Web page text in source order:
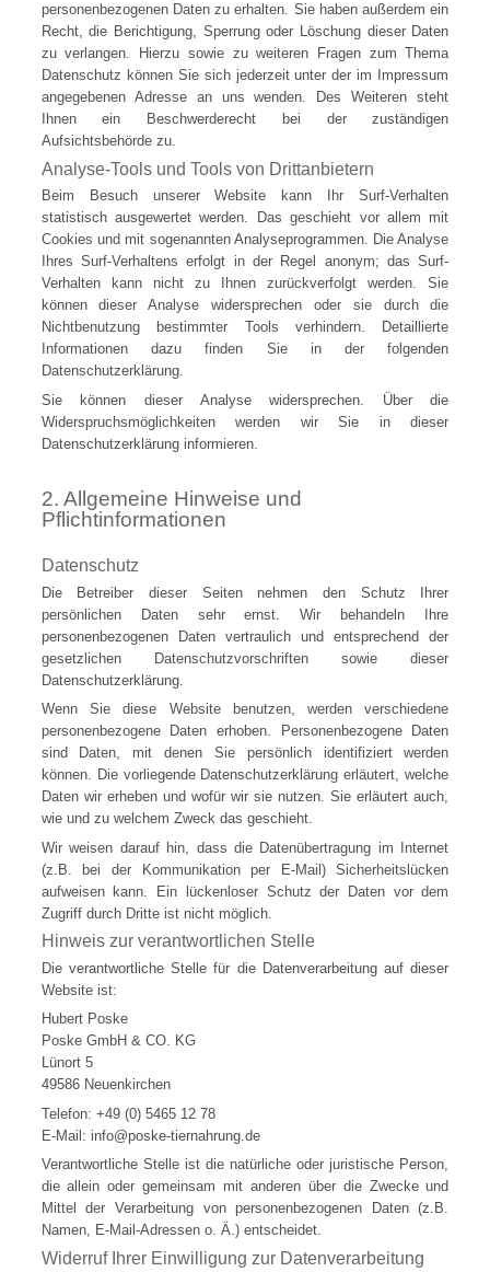
personenbezogenen Daten zu erhalten. Sie haben außerdem ein
Recht, die Berichtigung, Sperrung oder Löschung dieser Daten
zu verlangen. Hierzu sowie zu weiteren Fragen zum Thema
Datenschutz können Sie sich jederzeit unter der im Impressum
angegebenen Adresse an uns wenden. Des Weiteren steht
Ihnen ein Beschwerderecht bei der zuständigen
Aufsichtsbehörde zu.
Analyse-Tools und Tools von Drittanbietern
Beim Besuch unserer Website kann Ihr Surf-Verhalten
statistisch ausgewertet werden. Das geschieht vor allem mit
Cookies und mit sogenannten Analyseprogrammen. Die Analyse
Ihres Surf-Verhaltens erfolgt in der Regel anonym; das Surf-
Verhalten kann nicht zu Ihnen zurückverfolgt werden. Sie
können dieser Analyse widersprechen oder sie durch die
Nichtbenutzung bestimmter Tools verhindern. Detaillierte
Informationen dazu finden Sie in der folgenden
Datenschutzerklärung.
Sie können dieser Analyse widersprechen. Über die
Widerspruchsmöglichkeiten werden wir Sie in dieser
Datenschutzerklärung informieren.
2. Allgemeine Hinweise und
Pflichtinformationen
Datenschutz
Die Betreiber dieser Seiten nehmen den Schutz Ihrer
persönlichen Daten sehr ernst. Wir behandeln Ihre
personenbezogenen Daten vertraulich und entsprechend der
gesetzlichen Datenschutzvorschriften sowie dieser
Datenschutzerklärung.
Wenn Sie diese Website benutzen, werden verschiedene
personenbezogene Daten erhoben. Personenbezogene Daten
sind Daten, mit denen Sie persönlich identifiziert werden
können. Die vorliegende Datenschutzerklärung erläutert, welche
Daten wir erheben und wofür wir sie nutzen. Sie erläutert auch,
wie und zu welchem Zweck das geschieht.
Wir weisen darauf hin, dass die Datenübertragung im Internet
(z.B. bei der Kommunikation per E-Mail) Sicherheitslücken
aufweisen kann. Ein lückenloser Schutz der Daten vor dem
Zugriff durch Dritte ist nicht möglich.
Hinweis zur verantwortlichen Stelle
Die verantwortliche Stelle für die Datenverarbeitung auf dieser
Website ist:
Hubert Poske
Poske GmbH & CO. KG
Lünort 5
49586 Neuenkirchen
Telefon: +49 (0) 5465 12 78
E-Mail: info@poske-tiernahrung.de
Verantwortliche Stelle ist die natürliche oder juristische Person,
die allein oder gemeinsam mit anderen über die Zwecke und
Mittel der Verarbeitung von personenbezogenen Daten (z.B.
Namen, E-Mail-Adressen o. Ä.) entscheidet.
Widerruf Ihrer Einwilligung zur Datenverarbeitung